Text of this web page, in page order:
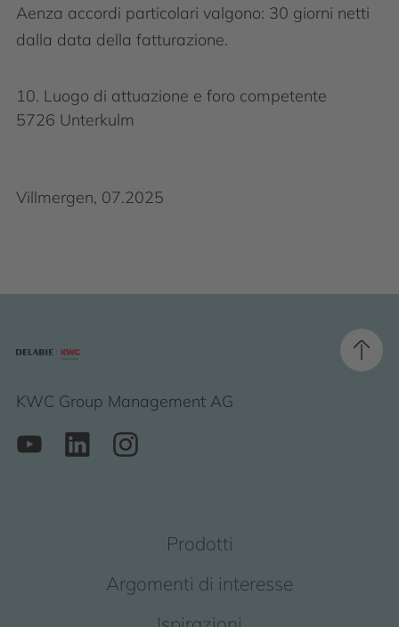
Aenza accordi particolari valgono: 30 giorni netti
dalla data della fatturazione.
10. Luogo di attuazione e foro competente
5726 Unterkulm
Villmergen, 07.2025
KWC Group Management AG
Prodotti
Argomenti di interesse